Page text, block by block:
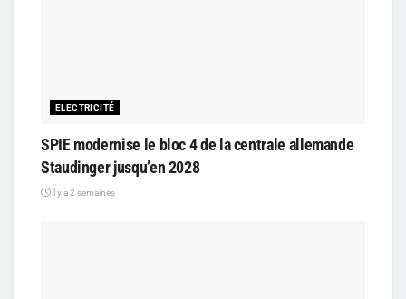
ELECTRICITÉ
SPIE modernise le bloc 4 de la centrale allemande
Staudinger jusqu’en 2028
il y a 2 semaines